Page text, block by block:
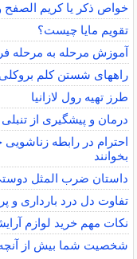
خواص ذکر یا کریم الصفح
تقویم مایا چیست؟
آموزش مرحله به مرحله
راههای شستن کلم بروکلی
طرز تهیه رول لازانیا
درمان و پیشگیری از
احترام در رابطه
بخوانند
داستان ضرب المثل
تفاوت دل درد بارداری و
نکات مهم خرید لوازم
شخصیت شما بیش از آنچه